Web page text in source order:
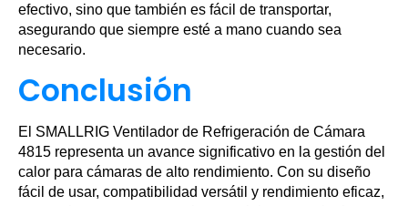
efectivo, sino que también es fácil de transportar,
asegurando que siempre esté a mano cuando sea
necesario.
Conclusión
El SMALLRIG Ventilador de Refrigeración de Cámara
4815 representa un avance significativo en la gestión del
calor para cámaras de alto rendimiento. Con su diseño
fácil de usar, compatibilidad versátil y rendimiento eficaz,